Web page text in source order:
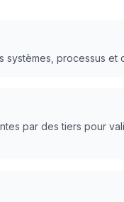
systèmes, processus
par des tiers pour